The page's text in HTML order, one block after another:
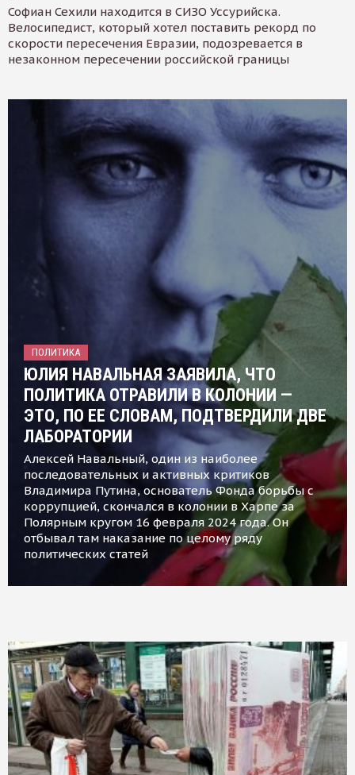
Софиан Сехили находится в СИЗО Уссурийска.
Велосипедист, который хотел поставить рекорд по
скорости пересечения Евразии, подозревается в
незаконном пересечении российской границы
ПОЛИТИКА
ЮЛИЯ НАВАЛЬНАЯ ЗАЯВИЛА, ЧТО
ПОЛИТИКА ОТРАВИЛИ В КОЛОНИИ —
ЭТО, ПО ЕЕ СЛОВАМ, ПОДТВЕРДИЛИ ДВЕ
ЛАБОРАТОРИИ
Алексей Навальный, один из наиболее
последовательных и активных критиков
Владимира Путина, основатель Фонда борьбы с
коррупцией, скончался в колонии в Харпе за
Полярным кругом 16 февраля 2024 года. Он
отбывал там наказание по целому ряду
политических статей